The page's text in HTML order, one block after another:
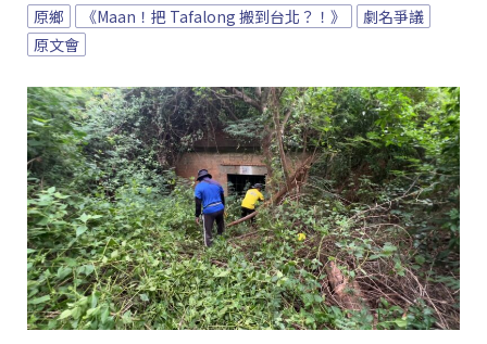
原鄉 《Maan！把 Tafalong 搬到台北？！》
劇名爭議
原文會